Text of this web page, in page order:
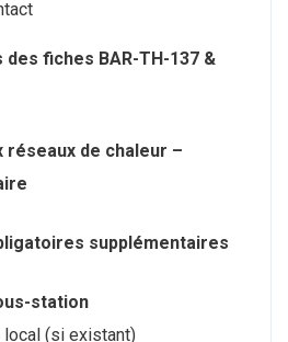
fiches BAR-TH-137 &
réseaux de chaleur –
supplémentaires
station
local (si existant)